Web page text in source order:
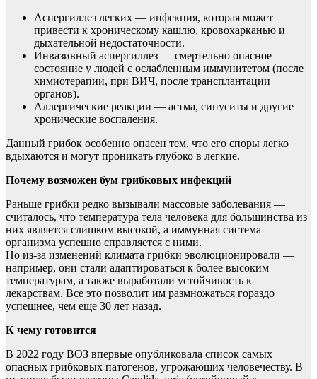
Аспергиллез легких — инфекция, которая может
привести к хроническому кашлю, кровохарканью и
дыхательной недостаточности.
Инвазивный аспергиллез — смертельно опасное
состояние у людей с ослабленным иммунитетом (после
химиотерапии, при ВИЧ, после трансплантации
органов).
Аллергические реакции — астма, синуситы и другие
хронические воспаления.
Данный грибок особенно опасен тем, что его споры легко
вдыхаются и могут проникать глубоко в легкие.
Почему возможен бум грибковых инфекций
Раньше грибки редко вызывали массовые заболевания —
считалось, что температура тела человека для большинства из
них является слишком высокой, а иммунная система
организма успешно справляется с ними.
Но из-за изменений климата грибки эволюционировали —
например, они стали адаптироваться к более высоким
температурам, а также выработали устойчивость к
лекарствам. Все это позволит им размножаться гораздо
успешнее, чем еще 30 лет назад.
К чему готовится
В 2022 году ВОЗ впервые опубликовала список самых
опасных грибковых патогенов, угрожающих человечеству. В